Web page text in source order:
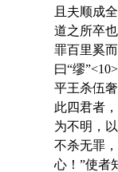
且夫顺成
道之所卒
罪百里奚
曰“缪
平王杀伍
此四君者
为不明，
不杀无罪
心！”使者